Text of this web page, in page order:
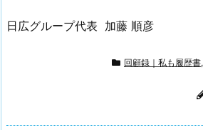
日広グループ代表 加藤 順彦
回顧録｜私も履歴書,